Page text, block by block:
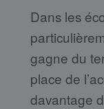
Dans les
gagne du
place de
davantage